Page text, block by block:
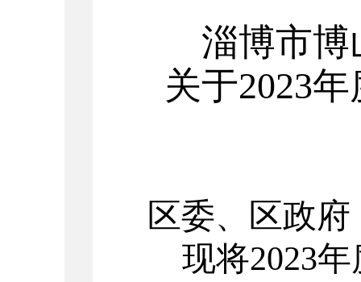
淄博市博
关于2023年
区委、区政府
现将2023年